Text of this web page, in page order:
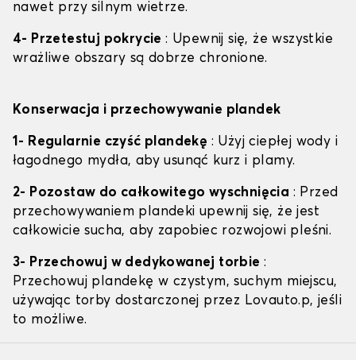
nawet przy silnym wietrze.
4- Przetestuj pokrycie: Upewnij się, że wszystkie
wrażliwe obszary są dobrze chronione.
Konserwacja i przechowywanie plandek
1- Regularnie czyść plandekę : Użyj ciepłej wody i
łagodnego mydła, aby usunąć kurz i plamy.
2- Pozostaw do całkowitego wyschnięcia : Przed
przechowywaniem plandeki upewnij się, że jest
całkowicie sucha, aby zapobiec rozwojowi pleśni.
3- Przechowuj w dedykowanej torbie :
Przechowuj plandekę w czystym, suchym miejscu,
używając torby dostarczonej przez Lovauto.p, jeśli
to możliwe.